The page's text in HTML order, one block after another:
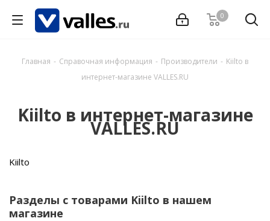
0
Главная - Справочная информация - Производители - Kiilto в
интернет-магазине VALLES.RU
Kiilto в интернет-магазине
VALLES.RU
Kiilto
Разделы с товарами Kiilto в нашем
магазине